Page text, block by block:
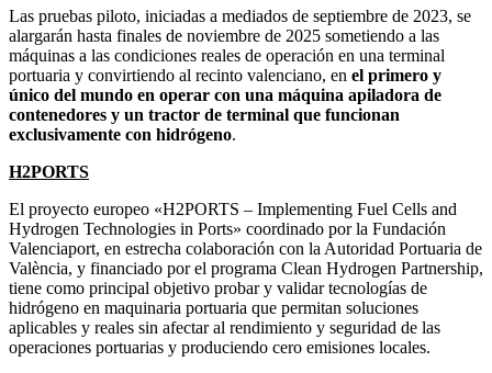
Las pruebas piloto, iniciadas a mediados de septiembre de 2023, se
alargarán hasta finales de noviembre de 2025 sometiendo a las
máquinas a las condiciones reales de operación en una terminal
portuaria y convirtiendo al recinto valenciano, en el primero y
único del mundo en operar con una máquina apiladora de
contenedores y un tractor de terminal que funcionan
exclusivamente con hidrógeno.
H2PORTS
El proyecto europeo «H2PORTS – Implementing Fuel Cells and
Hydrogen Technologies in Ports» coordinado por la Fundación
Valenciaport, en estrecha colaboración con la Autoridad Portuaria de
València, y financiado por el programa Clean Hydrogen Partnership,
tiene como principal objetivo probar y validar tecnologías de
hidrógeno en maquinaria portuaria que permitan soluciones
aplicables y reales sin afectar al rendimiento y seguridad de las
operaciones portuarias y produciendo cero emisiones locales.